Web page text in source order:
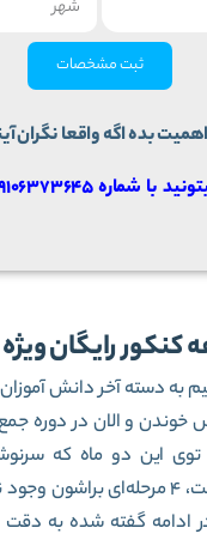
ثبت مشخصات
اهمیت بده اگه واقعا
کنکور رایگان
به دسته آخر دانش
خوندن و الان در دوره
این دو ماه که
موارد
ادامه گفته شده به